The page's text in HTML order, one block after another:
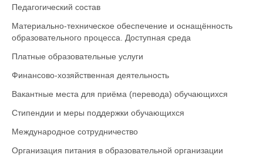
Педагогический состав
Материально-техническое обеспечение и оснащённость
образовательного процесса. Доступная среда
Платные образовательные услуги
Финансово-хозяйственная деятельность
Вакантные места для приёма (перевода) обучающихся
Стипендии и меры поддержки обучающихся
Международное сотрудничество
Организация питания в образовательной организации